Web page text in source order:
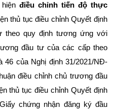
hiệnđiều chỉnh tiến độ thực
thủ tục điều chỉnh Quyết định
theo quy định tương ứng với
đầu tư của các cấp theo
của Nghị định 31/2021/NĐ-
điều chỉnh chủ trương đầu
thủ tục điều chỉnh Quyết định
chứng nhận đăng ký đầu